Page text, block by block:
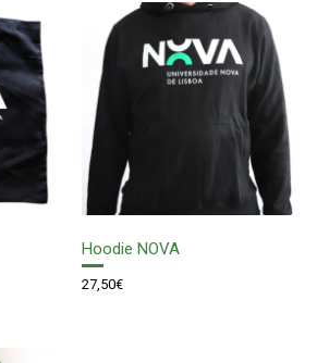
Hoodie NOVA
27,50€